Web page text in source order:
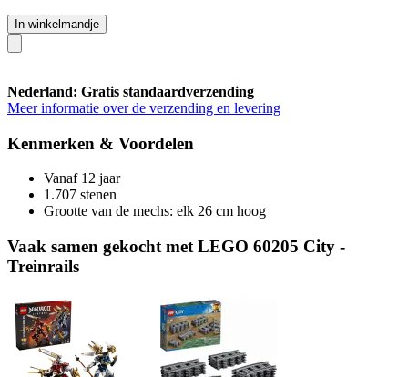
In winkelmandje
Nederland: Gratis standaardverzending
Meer informatie over de verzending en levering
Kenmerken & Voordelen
Vanaf 12 jaar
1.707 stenen
Grootte van de mechs: elk 26 cm hoog
Vaak samen gekocht met LEGO 60205 City -
Treinrails